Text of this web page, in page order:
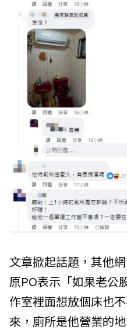
文章掀起話題，其他
原PO表示「如果老公
作室裡面想放個床也
來，廁所是他營業的